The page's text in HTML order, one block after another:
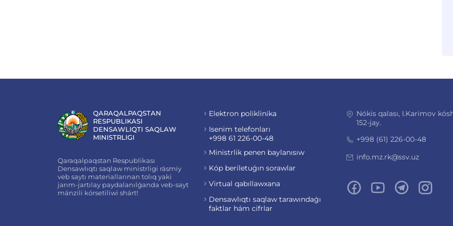
QARAQALPAQSTAN
RESPUBLIKASI
DENSAWLIQTI SAQLAW
MINISTRLIGI
Qaraqalpaqstan Respublikası
Densawlıqtı saqlaw ministrligi rásmiy
veb saytı materiallarınan tolıq yaki
jarım-jartılay paydalanılǵanda veb-sayt
mánzili kórsetiliwi shárt!
Elektron poliklinika
Isenim telefonları
+998 61 226-00-48
Ministrlik penen baylanısıw
Kóp beriletuǵın sorawlar
Virtual qabıllawxana
Densawlıqtı saqlaw tarawındaǵı
faktlar hám cifrlar
Nókis qalası, I.Karimov
152-jay.
+998 (61) 226-00-48
info.mz.rk@ssv.uz